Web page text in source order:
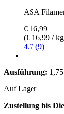
ASA
€ 16,99
(€ 16,99 /
4.7 (9)
Ausführung:
Auf Lager
Zustellung bis